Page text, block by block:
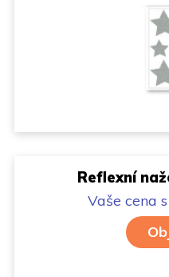
Reflexní
Vaše cena